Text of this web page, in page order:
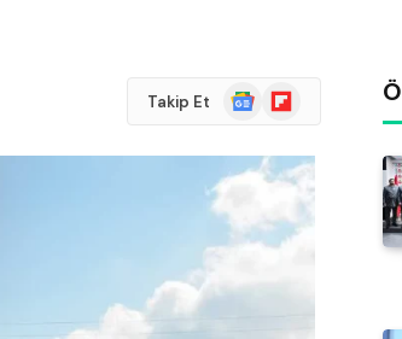
Takip Et
Google
News
Flipboard